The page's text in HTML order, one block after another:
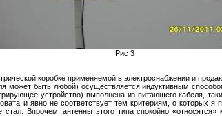
Рис 3
коробке применяемой в электроснабжении и
может быть любой) осуществляется индуктивным
устройство) выполнена из питающего кабеля,
и явно не соответствует тем критериям, о которых
Впрочем, антенны этого типа спокойно